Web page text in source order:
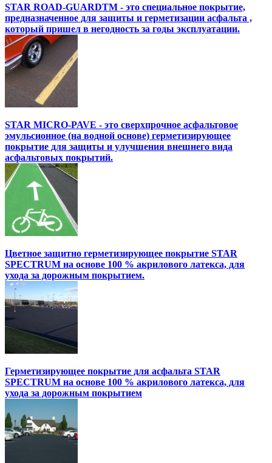
STAR ROAD-GUARDTM - это специальное покрытие,
предназначенное для защиты и герметизации асфальта ,
который пришел в негодность за годы эксплуатации.
STAR MICRO-PAVE - это сверхпрочное асфальтовое
эмульсионное (на водной основе) герметизирующее
покрытие для защиты и улучшения внешнего вида
асфальтовых покрытий.
Цветное защитно герметизирующее покрытие STAR
SPECTRUM на основе 100 % акрилового латекса, для
ухода за дорожным покрытием.
Герметизирующее покрытие для асфальта STAR
SPECTRUM на основе 100 % акрилового латекса, для
ухода за дорожным покрытием